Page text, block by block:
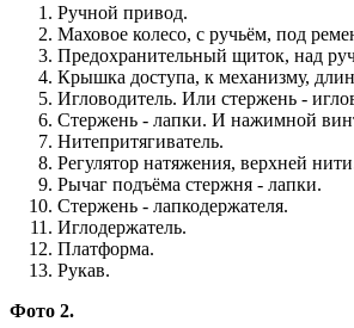
Ручной привод.
Маховое колесо, с ручьём, под
Предохранительный щиток, над
Крышка доступа, к механизму,
Игловодитель. Или стержень -
Стержень - лапки. И нажимной
Нитепритягиватель.
Регулятор натяжения, верхней
Рычаг подъёма стержня - лапки.
Стержень - лапкодержателя.
Иглодержатель.
Платформа.
Рукав.
Фото 2.